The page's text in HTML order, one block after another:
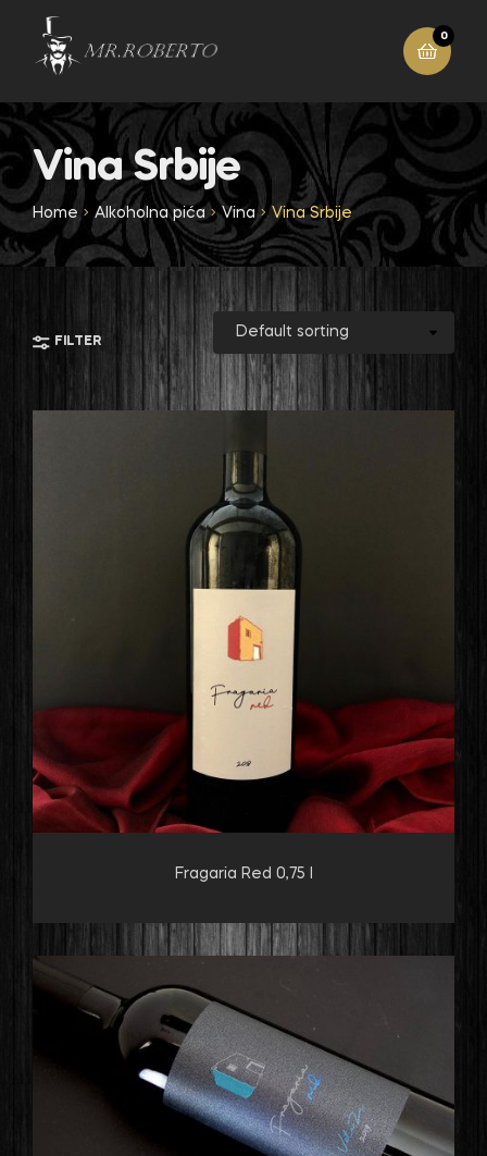
0
Vina Srbije
Home Alkoholna pića Vina Vina Srbije
FILTER
Fragaria Red 0,75 l